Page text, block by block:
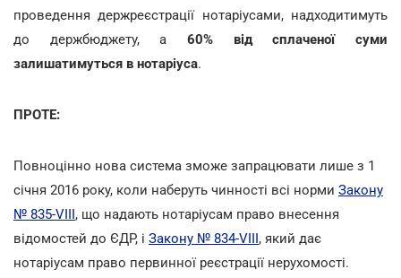
проведення держреєстрації нотаріусами, надходитимуть
до держбюджету, а 60% від сплаченої суми
залишатимуться в нотаріуса.
ПРОТЕ:
Повноцінно нова система зможе запрацювати лише з 1
січня 2016 року, коли наберуть чинності всі норми Закону
№ 835-VIII, що надають нотаріусам право внесення
відомостей до ЄДР, і Закону № 834-VIII, який дає
нотаріусам право первинної реєстрації нерухомості.